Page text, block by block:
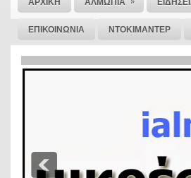
ΕΠΙΚΟΙΝΩΝΙΑ ΝΤΟΚΙΜΑΝΤΕΡ